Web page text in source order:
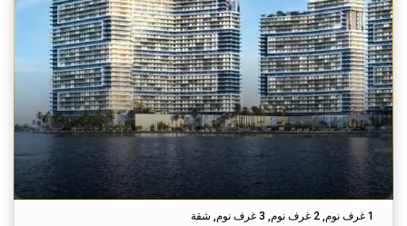
1 غرف نوم, 2 غرف نوم, 3 غرف نوم, شقة